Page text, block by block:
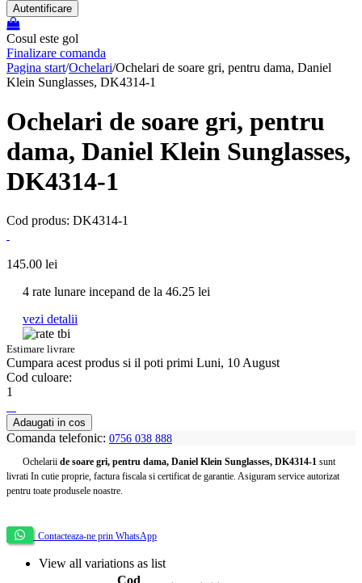
Autentificare
Cosul este gol
Finalizare comanda
Pagina start/Ochelari/Ochelari de soare gri, pentru dama, Daniel
Klein Sunglasses, DK4314-1
Ochelari de soare gri, pentru
dama, Daniel Klein Sunglasses,
DK4314-1
Cod produs: DK4314-1
145.00 lei
4 rate lunare incepand de la 46.25 lei
vezi detalii
Estimare livrare
Cumpara acest produs si il poti primi Luni, 10 August
Cod culoare:
1
Adaugati in cos
Comanda telefonic: 0756 038 888
Ochelarii de soare gri, pentru dama, Daniel Klein Sunglasses, DK4314-1 sunt
livrati In cutie proprie, factura fiscala si certificat de garantie. Asiguram service autorizat
pentru toate produsele noastre.
Contacteaza-ne prin WhatsApp
View all variations as list